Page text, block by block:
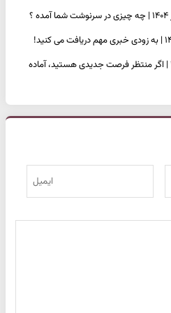
فال قهوه امروز یکشنبه ۱۳ مهر ۱۴۰۴ | اگر منتظر فرصت جدیدی هستید، آماده